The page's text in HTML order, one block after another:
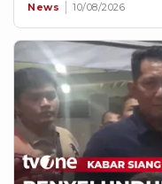
News 10/08/2026